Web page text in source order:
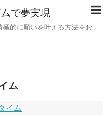
で夢実現
的に願いを叶える方法をお
ム
イム